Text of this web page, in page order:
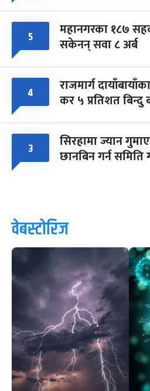
५ महानगरका १८७
सकेनन् सवा ८ अर्ब
४ राजमार्ग
कर ५ प्रतिशत बिन्दु
३ सिरहामा ज्यान
छानबिन गर्न
वेबस्टोरिज